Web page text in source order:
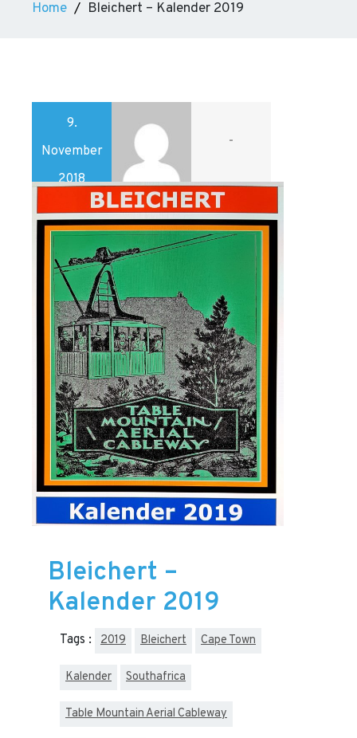
Home Bleichert – Kalender 2019
9.
November
2018
-
Bleichert –
Kalender 2019
Tags : 2019 Bleichert Cape Town
Kalender Southafrica
Table Mountain Aerial Cableway